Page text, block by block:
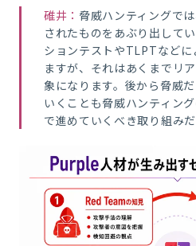
碓井： 脅威ハンティングで
されたものをあぶり出して
ションテストやTLPTなどに
ますが、それはあくまでリ
象になります。後から脅威
いくことも脅威ハンティン
で進めていくべき取り組みだ